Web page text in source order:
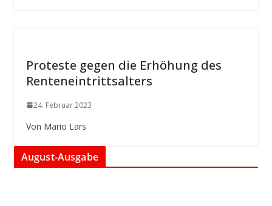
Proteste gegen die Erhöhung des
Renteneintrittsalters
24. Februar 2023
Von Mario Lars
August-Ausgabe